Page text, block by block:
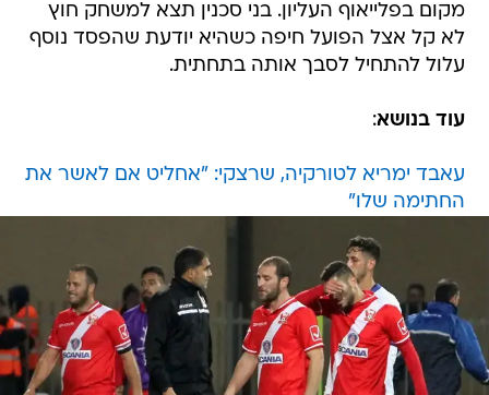
מקום בפלייאוף העליון. בני סכנין תצא למשחק חוץ
לא קל אצל הפועל חיפה כשהיא יודעת שהפסד נוסף
עלול להתחיל לסבך אותה בתחתית.
עוד בנושא:
עאבד ימריא לטורקיה, שרצקי: "אחליט אם לאשר את
החתימה שלו"